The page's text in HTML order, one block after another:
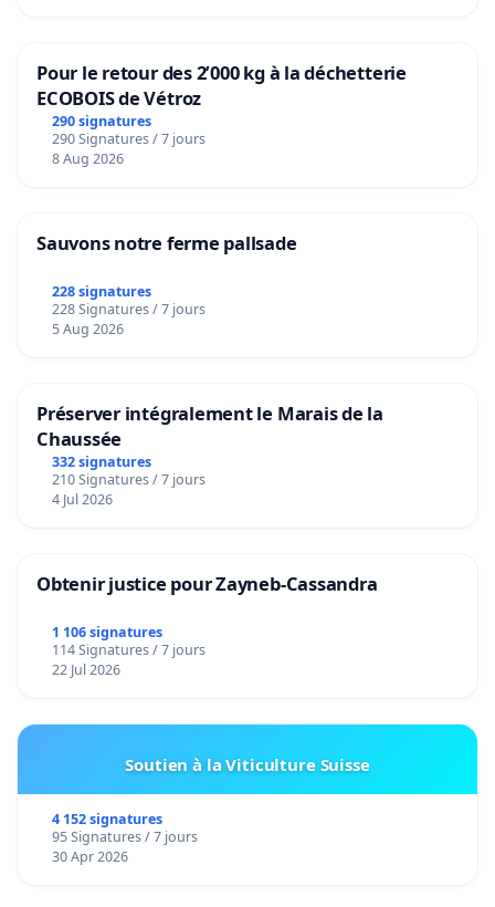
Pour le retour des 2’000 kg à la déchetterie
ECOBOIS de Vétroz
290 signatures
290 Signatures / 7 jours
8 Aug 2026
Sauvons notre ferme pallsade
228 signatures
228 Signatures / 7 jours
5 Aug 2026
Préserver intégralement le Marais de la
Chaussée
332 signatures
210 Signatures / 7 jours
4 Jul 2026
Obtenir justice pour Zayneb-Cassandra
1 106 signatures
114 Signatures / 7 jours
22 Jul 2026
Soutien à la Viticulture Suisse
4 152 signatures
95 Signatures / 7 jours
30 Apr 2026